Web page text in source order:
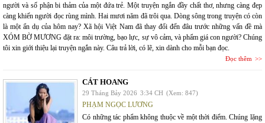
người và số phận bi thảm của một đứa trẻ. Một truyện ngắn đầy chất thơ, nhưng càng đẹp
càng khiến người đọc rùng mình. Hai mươi năm đã trôi qua. Dòng sông trong truyện có còn
là một ẩn dụ của hôm nay? Xã hội Việt Nam đã thay đổi đến đâu trước những vấn đề mà
XÓM BỜ MƯƠNG đặt ra: môi trường, bạo lực, sự vô cảm, và phẩm giá con người? Chúng
tôi xin giới thiệu lại truyện ngắn này. Câu trả lời, có lẽ, xin dành cho mỗi bạn đọc.
Đọc thêm
CÁT HOANG
29 Tháng Bảy 2026 3:34 CH (Xem: 847)
PHẠM NGỌC LƯƠNG
Có những tác phẩm không thuộc về một thời điểm. Chúng lặng